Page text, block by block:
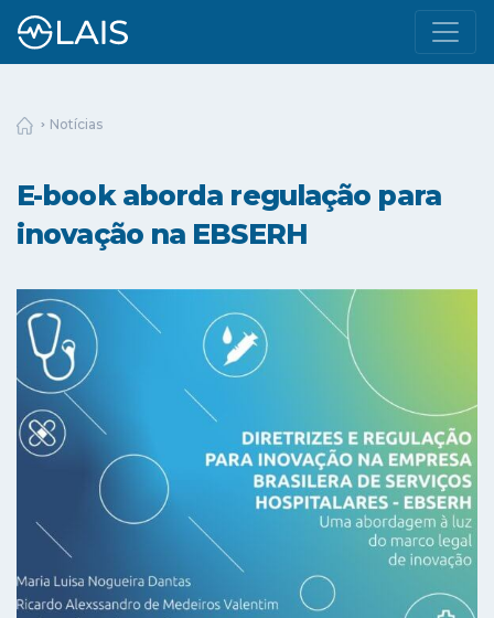
Notícias
E-book aborda regulação para
inovação na EBSERH